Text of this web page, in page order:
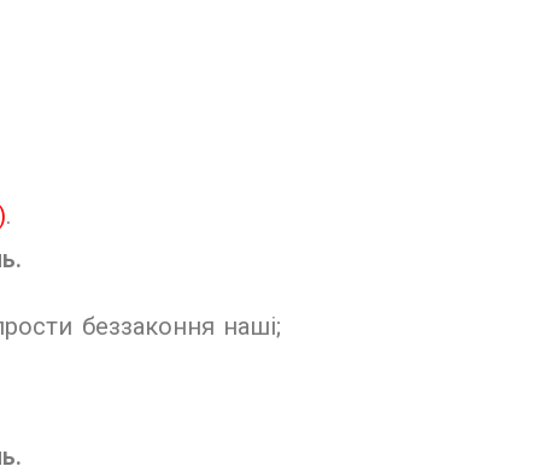
.
беззаконня наші;